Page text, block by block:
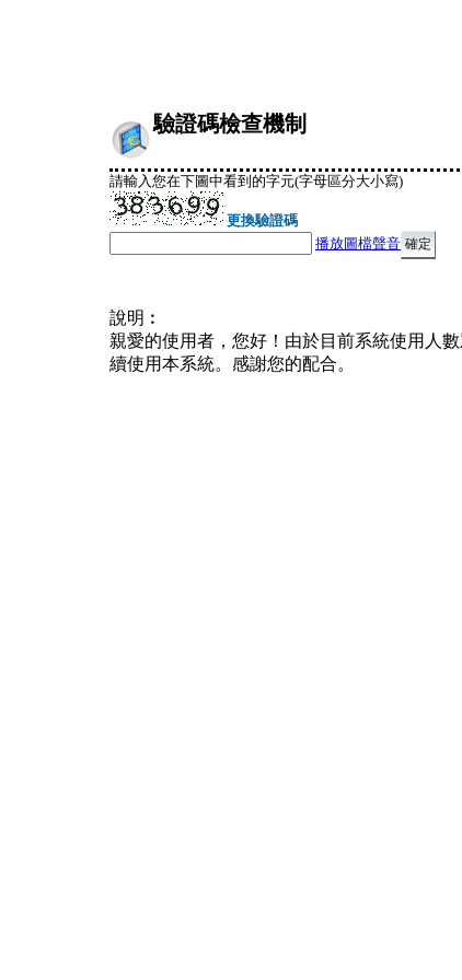
驗證碼檢查機制
請輸入您在下圖中看到的字元(字母區分大小寫)
更換驗證碼
播放圖檔聲音
說明︰
親愛的使用者，您好！由於目前系統使用人
續使用本系統。感謝您的配合。